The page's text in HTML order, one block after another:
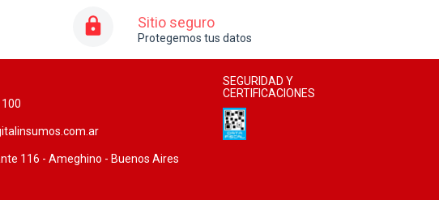
Sitio seguro
Protegemos tus datos
116 - Ameghino - Buenos Aires
SEGURIDAD Y
CERTIFICACIONES